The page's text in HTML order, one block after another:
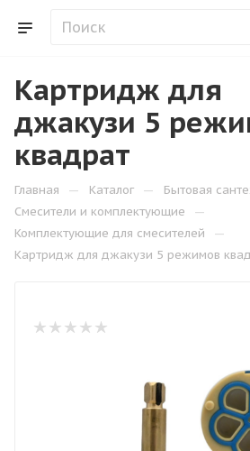
Картридж для
джакузи 5
квадрат
Главная — Каталог — Бытовая
Смесители и комплектующие —
Комплектующие для смесителей —
Картридж для джакузи 5 режимов